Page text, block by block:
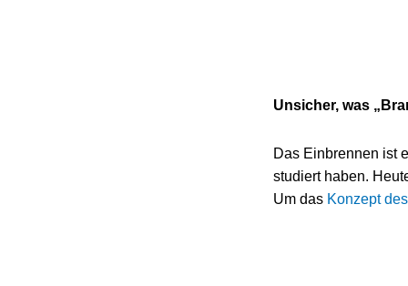
Unsicher, was
Das Einbrennen ist
studiert haben.
Um das Konzept